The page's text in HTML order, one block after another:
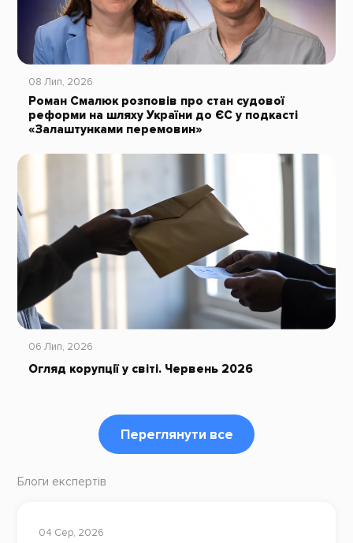
08 Лип, 2026
Роман Смалюк розповів про стан судової
реформи на шляху України до ЄС у подкасті
«Залаштунками перемовин»
06 Лип, 2026
Огляд корупції у світі. Червень 2026
Переглянути все
Блоги експертів
04 Сер, 2026